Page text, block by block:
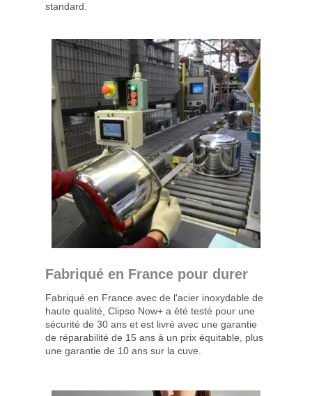
standard.
Fabriqué en France pour durer
Fabriqué en France avec de l'acier inoxydable de
haute qualité, Clipso Now+ a été testé pour une
sécurité de 30 ans et est livré avec une garantie
de réparabilité de 15 ans à un prix équitable, plus
une garantie de 10 ans sur la cuve.